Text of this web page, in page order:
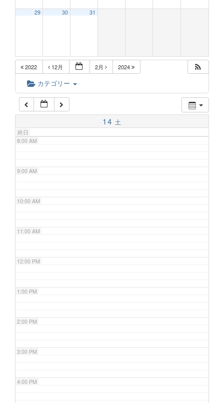
29 30 31
2022 12月 2月 2024
カテゴリー
14 土
終日
6:00 AM
7:00 AM
8:00 AM
9:00 AM
10:00 AM
11:00 AM
12:00 PM
1:00 PM
2:00 PM
3:00 PM
4:00 PM